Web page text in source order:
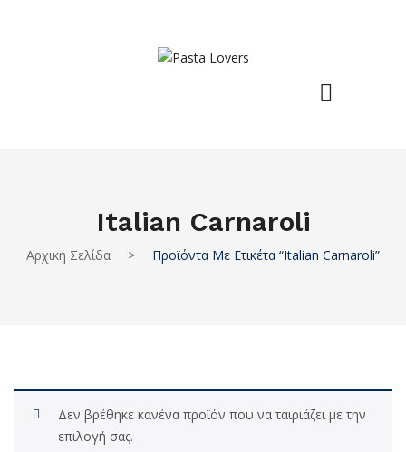
Italian Carnaroli
Αρχική Σελίδα > Προϊόντα Με Ετικέτα “italian Carnaroli”
Δεν βρέθηκε κανένα προϊόν που να ταιριάζει με την
επιλογή σας.